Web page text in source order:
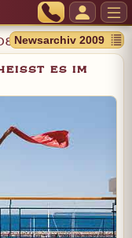
es im